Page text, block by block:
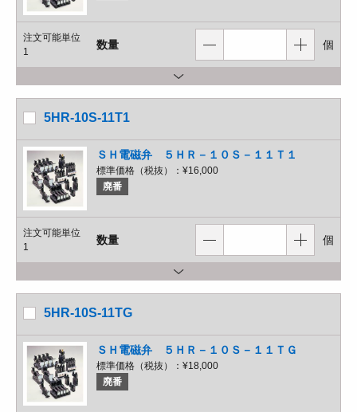
注文可能単位
1
数量 個
5HR-10S-11T1
ＳＨ電磁弁 ５ＨＲ－１０Ｓ－１１Ｔ１
標準価格（税抜）： ¥16,000
廃番
注文可能単位
1
数量 個
5HR-10S-11TG
ＳＨ電磁弁 ５ＨＲ－１０Ｓ－１１ＴＧ
標準価格（税抜）： ¥18,000
廃番